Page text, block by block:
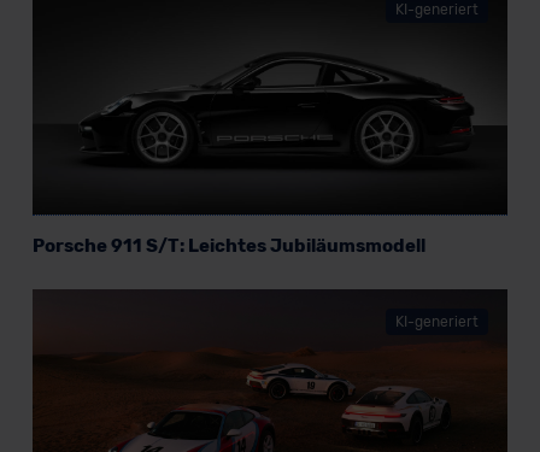
KI-generiert
Porsche 911 S/T: Leichtes Jubiläumsmodell
KI-generiert